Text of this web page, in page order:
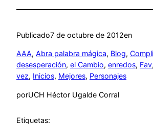
Publicado7 de octubre de 2012en
AAA, Abra palabra mágica, Blog,
desesperación, el Cambio, enredos, Fav,
vez, Inicios, Mejores, Personajes
porUCH Héctor Ugalde Corral
Etiquetas: